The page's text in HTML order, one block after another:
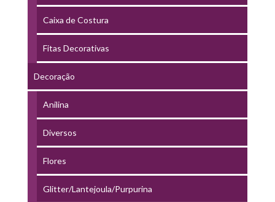
Caixa de Costura
Fitas Decorativas
Decoração
Anilina
Diversos
Flores
Glitter/Lantejoula/Purpurina